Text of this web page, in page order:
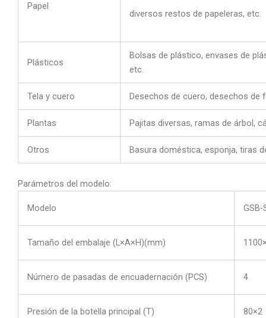
Papel
diversos restos de papeleras, etc.
Plásticos
Bolsas de plástico, envases de
etc.
Tela y cuero Desechos de cuero, desechos de
Plantas Pajitas diversas, ramas de árbol,
Otros Basura doméstica, esponja, tiras
Parámetros del modelo:
Modelo GSB-
Tamaño del embalaje (L×A×H)(mm)
Número de pasadas de encuadernación (PCS) 4
Presión de la botella principal (T) 80×2